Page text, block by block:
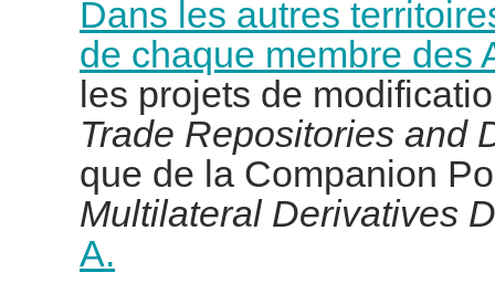
Dans les autres
de chaque membre des
les projets de
Trade Repositories and
que de la Companion
Multilateral Derivatives
A.